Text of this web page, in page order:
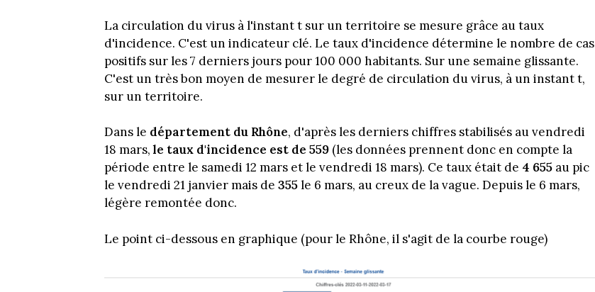
La circulation du virus à l'instant t sur un territoire se mesure grâce au taux
d'incidence. C'est un indicateur clé. Le taux d'incidence détermine le nombre de cas
positifs sur les 7 derniers jours pour 100 000 habitants. Sur une semaine glissante.
C'est un très bon moyen de mesurer le degré de circulation du virus, à un instant t,
sur un territoire.
Dans le département du Rhône, d'après les derniers chiffres stabilisés au vendredi
18 mars,le taux d'incidence est de 559 (les données prennent donc en compte la
période entre le samedi 12 mars et le vendredi 18 mars). Ce taux était de 4 655 au pic
le vendredi 21 janvier mais de 355le 6 mars, au creux de la vague. Depuis le 6 mars,
légère remontée donc.
Le point ci-dessous en graphique (pour le Rhône, il s'agit de la courbe rouge)